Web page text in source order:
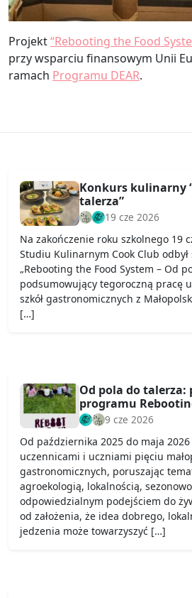
Projekt“Rebooting the Food
przy wsparciu finansowym Unii
ramach Programu DEAR.
Konkurs kulinarny
talerza”
19 cze 2026
Na zakończenie roku szkolnego 19
Studiu Kulinarnym Cook Club
„Rebooting the Food System – Od
podsumowujący tegoroczną pracę
szkół gastronomicznych z
[…]
Od pola do talerza:
programu
9 cze 2026
Od października 2025 do maja
uczennicami i uczniami pięciu
gastronomicznych, poruszając
agroekologią, lokalnością,
odpowiedzialnym podejściem do
od założenia, że idea dobrego,
jedzenia może towarzyszyć […]